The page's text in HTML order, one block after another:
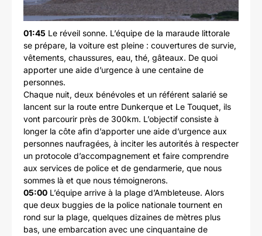
01:45 Le réveil sonne. L’équipe de la maraude littorale
se prépare, la voiture est pleine : couvertures de survie,
vêtements, chaussures, eau, thé, gâteaux. De quoi
apporter une aide d’urgence à une centaine de
personnes.
Chaque nuit, deux bénévoles et un référent salarié se
lancent sur la route entre Dunkerque et Le Touquet, ils
vont parcourir près de 300km. L’objectif consiste à
longer la côte afin d’apporter une aide d’urgence aux
personnes naufragées, à inciter les autorités à respecter
un protocole d’accompagnement et faire comprendre
aux services de police et de gendarmerie, que nous
sommes là et que nous témoignerons.
05:00 L’équipe arrive à la plage d’Ambleteuse. Alors
que deux buggies de la police nationale tournent en
rond sur la plage, quelques dizaines de mètres plus
bas, une embarcation avec une cinquantaine de